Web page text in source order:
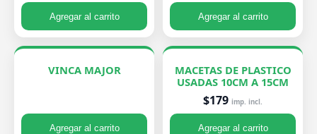
Agregar al carrito Agregar al carrito
VINCA MAJOR
Agregar al carrito
MACETAS DE PLASTICO
USADAS 10CM A 15CM
$179 imp. incl.
Agregar al carrito